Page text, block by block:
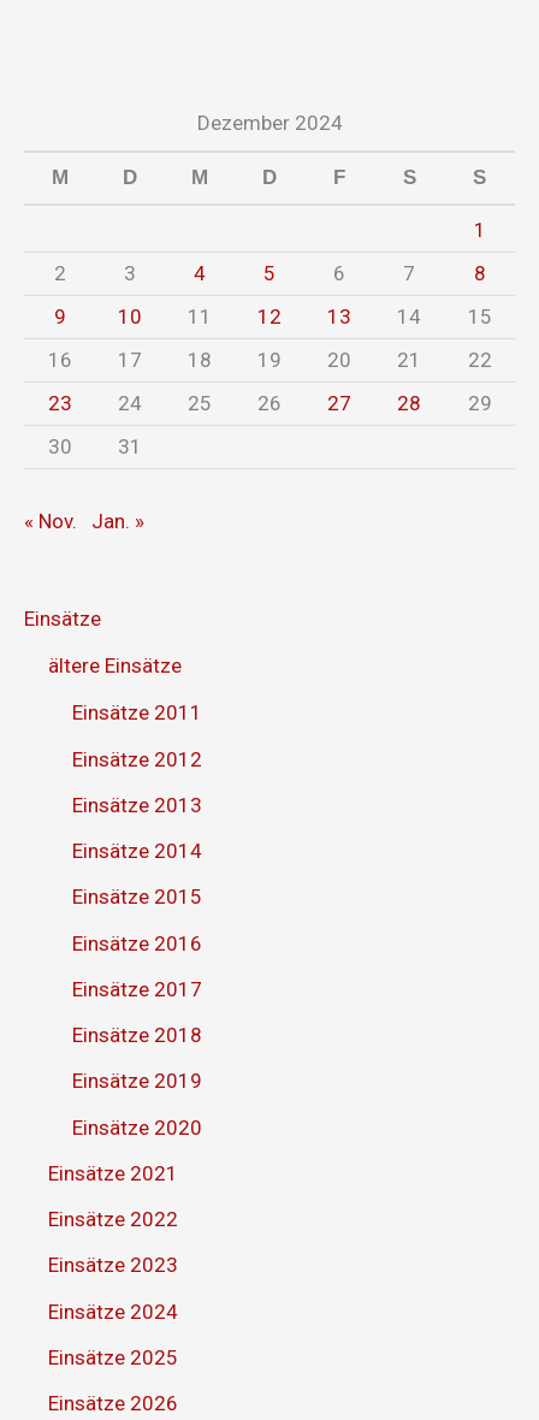
Dezember 2024
M D M D F S S
1
2
3 4 5 6 7
8
9
10 11 12 13 14
15
16
17 18 19 20 21
22
23
24 25 26 27 28
29
30
31
« Nov. Jan. »
Einsätze
ältere Einsätze
Einsätze 2011
Einsätze 2012
Einsätze 2013
Einsätze 2014
Einsätze 2015
Einsätze 2016
Einsätze 2017
Einsätze 2018
Einsätze 2019
Einsätze 2020
Einsätze 2021
Einsätze 2022
Einsätze 2023
Einsätze 2024
Einsätze 2025
Einsätze 2026